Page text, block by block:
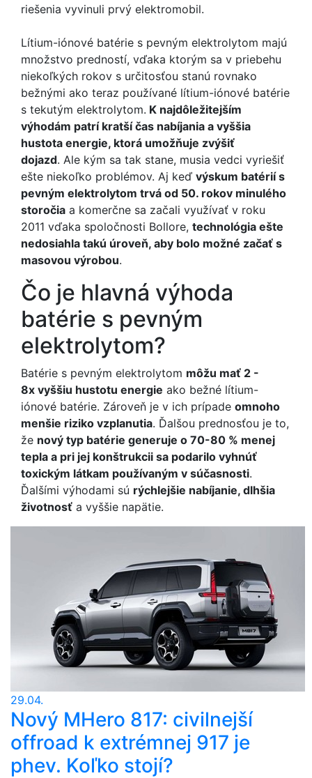
riešenia vyvinuli prvý elektromobil.
Lítium-iónové batérie s pevným elektrolytom majú
množstvo predností, vďaka ktorým sa v priebehu
niekoľkých rokov s určitosťou stanú rovnako
bežnými ako teraz používané lítium-iónové batérie
s tekutým elektrolytom. K najdôležitejším
výhodám patrí kratší čas nabíjania a vyššia
hustota energie, ktorá umožňuje zvýšiť
dojazd. Ale kým sa tak stane, musia vedci vyriešiť
ešte niekoľko problémov. Aj keď výskum batérií s
pevným elektrolytom trvá od 50. rokov minulého
storočia a komerčne sa začali využívať v roku
2011 vďaka spoločnosti Bollore, technológia ešte
nedosiahla takú úroveň, aby bolo možné začať s
masovou výrobou.
Čo je hlavná výhoda
batérie s pevným
elektrolytom?
Batérie s pevným elektrolytom môžu mať 2 -
8x vyššiu hustotu energie ako bežné lítium-
iónové batérie. Zároveň je v ich prípade omnoho
menšie riziko vzplanutia. Ďalšou prednosťou je to,
že nový typ batérie generuje o 70-80 % menej
tepla a pri jej konštrukcii sa podarilo vyhnúť
toxickým látkam používaným v súčasnosti.
Ďalšími výhodami sú rýchlejšie nabíjanie, dlhšia
životnosť a vyššie napätie.
29.04.
Nový MHero 817: civilnejší
offroad k extrémnej 917 je
phev. Koľko stojí?